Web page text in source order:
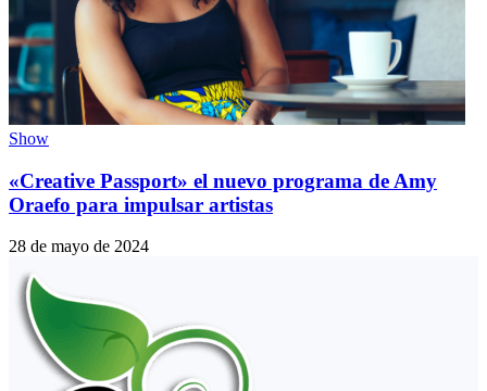
Show
«Creative Passport» el nuevo programa de Amy
Oraefo para impulsar artistas
28 de mayo de 2024